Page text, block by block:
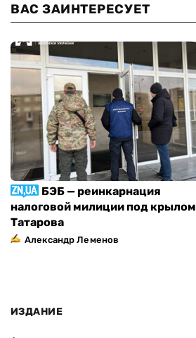
ВАС ЗАИНТЕРЕСУЕТ
БЭБ — реинкарнация
налоговой милиции под крылом
Татарова
Александр Леменов
ИЗДАНИЕ